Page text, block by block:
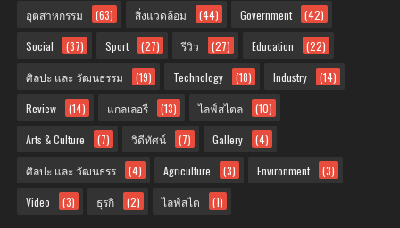
อุตสาหกรรม (63) สิ่งแวดล้อม (44) Government (42)
Social (37) Sport (27) รีวิว (27) Education (22)
ศิลปะ และ วัฒนธรรม (19) Technology (18) Industry (14)
Review (14) แกลเลอรี (13) ไลฟ์สไตล (10)
Arts & Culture (7) วิดีทัศน์ (7) Gallery (4)
ศิลปะ และ วัฒนธรร (4) Agriculture (3) Environment (3)
Video (3) ธุรกิ (2) ไลฟ์สไต (1)